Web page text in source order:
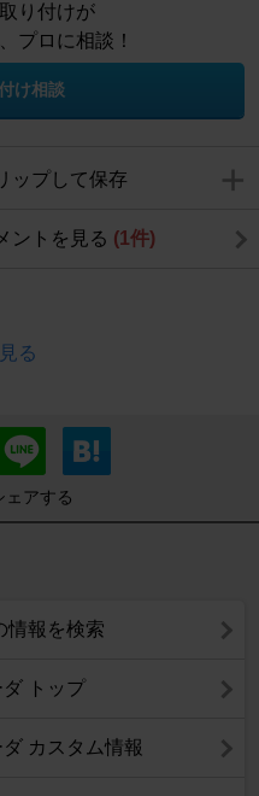
り付けが
プロに相談！
け相談
ップして保存
ントを見る (1件)
る
ェアする
情報を検索
トップ
カスタム情報